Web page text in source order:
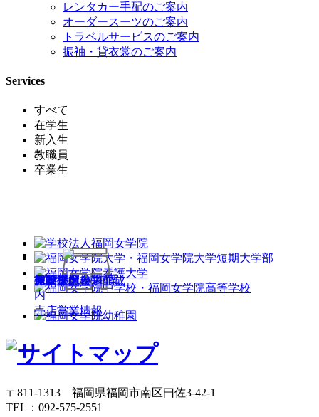
レンタカー手配のご案内
オーダースーツのご案内
トラベルサービスのご案内
振袖・貸衣裳のご案内
Services
すべて
在学生
新入生
教職員
卒業生
施設貸出
チラシ・名刺作成
売店営業情報
グッズ
お部屋探し
自動車学校
保険
PC購入・Wi-Fi案
内
レンタカー手配
スーツ
旅行手配
振袖・ドレス
〒811-1313 福岡県福岡市南区曰佐3-42-1
TEL：092-575-2551